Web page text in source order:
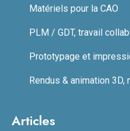
Matériels pour la CAO
PLM / GDT, travail
Prototypage et
Rendus & animation
Articles